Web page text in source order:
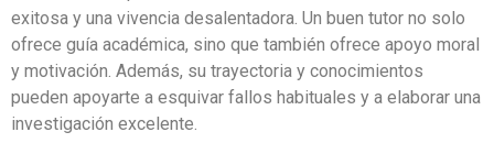
exitosa y una vivencia desalentadora. Un buen tutor no solo
ofrece guía académica, sino que también ofrece apoyo moral
y motivación. Además, su trayectoria y conocimientos
pueden apoyarte a esquivar fallos habituales y a elaborar una
investigación excelente.